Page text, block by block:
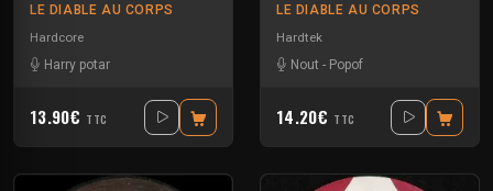
LE DIABLE AU CORPS
Hardcore
Harry potar
13.90€ TTC
LE DIABLE AU CORPS
Hardtek
Nout - Popof
14.20€ TTC